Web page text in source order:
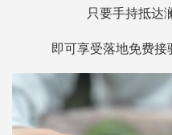
只要手持抵达
即可享受落地免费接